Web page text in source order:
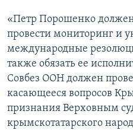
«Петр Порошенко
провести мониторинг и
международные
также обязать ее
Совбез ООН должен
касающееся вопросов
признания Верховным
крымскотатарского